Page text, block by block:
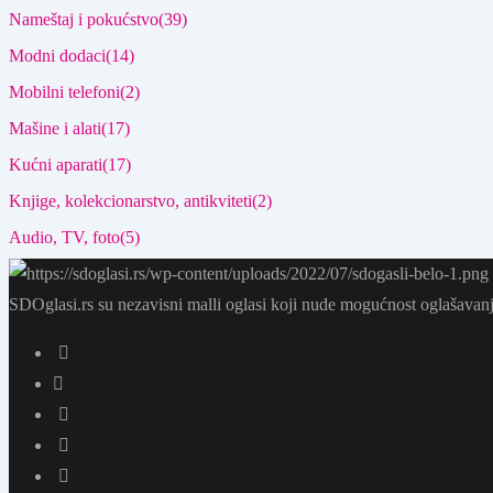
Nameštaj i pokućstvo(39)
Modni dodaci(14)
Mobilni telefoni(2)
Mašine i alati(17)
Kućni aparati(17)
Knjige, kolekcionarstvo, antikviteti(2)
Audio, TV, foto(5)
SDOglasi.rs su nezavisni malli oglasi koji nude mogućnost